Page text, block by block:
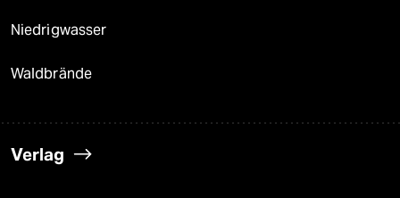
Niedrigwasser
Waldbrände
Verlag